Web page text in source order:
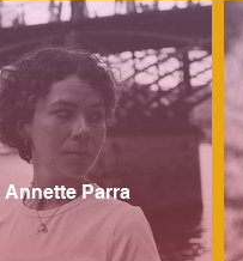
Annette Parra